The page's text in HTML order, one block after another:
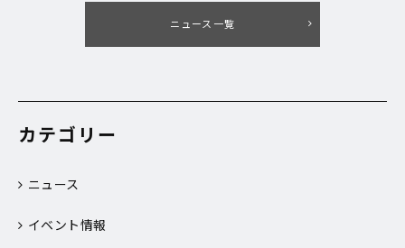
ニュース一覧
カテゴリー
ニュース
イベント情報